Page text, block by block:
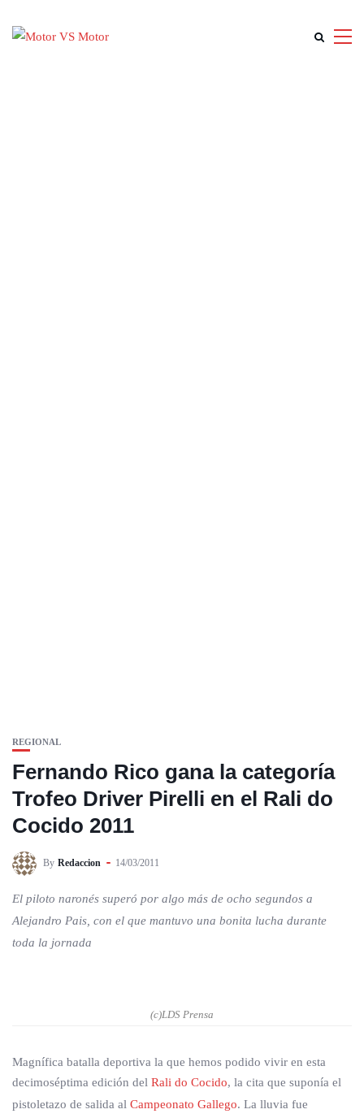
REGIONAL
Fernando Rico gana la categoría
Trofeo Driver Pirelli en el Rali do
Cocido 2011
By Redaccion 14/03/2011
El piloto naronés superó por algo más de ocho segundos a
Alejandro Pais, con el que mantuvo una bonita lucha durante
toda la jornada
(c)LDS Prensa
Magnífica batalla deportiva la que hemos podido vivir en esta
decimoséptima edición del Rali do Cocido, la cita que suponía el
pistoletazo de salida al Campeonato Gallego. La lluvia fue